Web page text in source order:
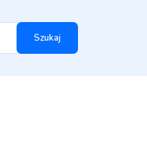
Szukaj